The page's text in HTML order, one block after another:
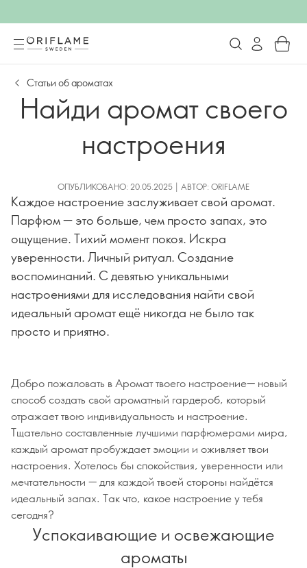
Статьи об ароматах
Найди аромат своего
настроения
ОПУБЛИКОВАНО: 20.05.2025 | АВТОР: ORIFLAME
Каждое настроение заслуживает свой аромат.
Парфюм — это больше, чем просто запах, это
ощущение. Тихий момент покоя. Искра
уверенности. Личный ритуал. Создание
воспоминаний. С девятью уникальными
настроениями для исследования найти свой
идеальный аромат ещё никогда не было так
просто и приятно.
Добро пожаловать в Аромат твоего настроение— новый
способ создать свой ароматный гардероб, который
отражает твою индивидуальность и настроение.
Тщательно составленные лучшими парфюмерами мира,
каждый аромат пробуждает эмоции и оживляет твои
настроения. Хотелось бы спокойствия, уверенности или
мечтательности — для каждой твоей стороны найдётся
идеальный запах. Так что, какое настроение у тебя
сегодня?
Успокаивающие и освежающие
ароматы